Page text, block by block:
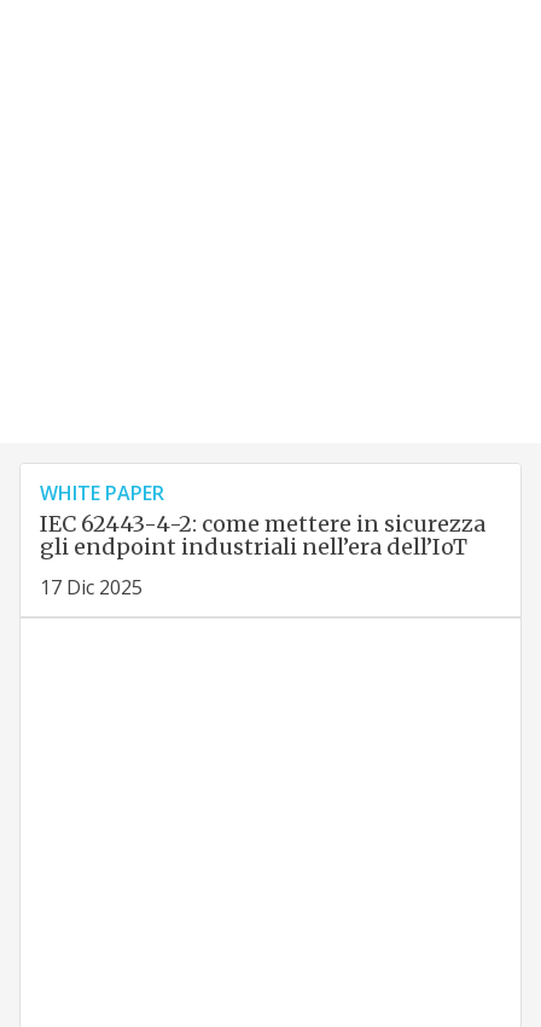
WHITE PAPER
IEC 62443-4-2: come mettere in sicurezza
gli endpoint industriali nell’era dell’IoT
17 Dic 2025